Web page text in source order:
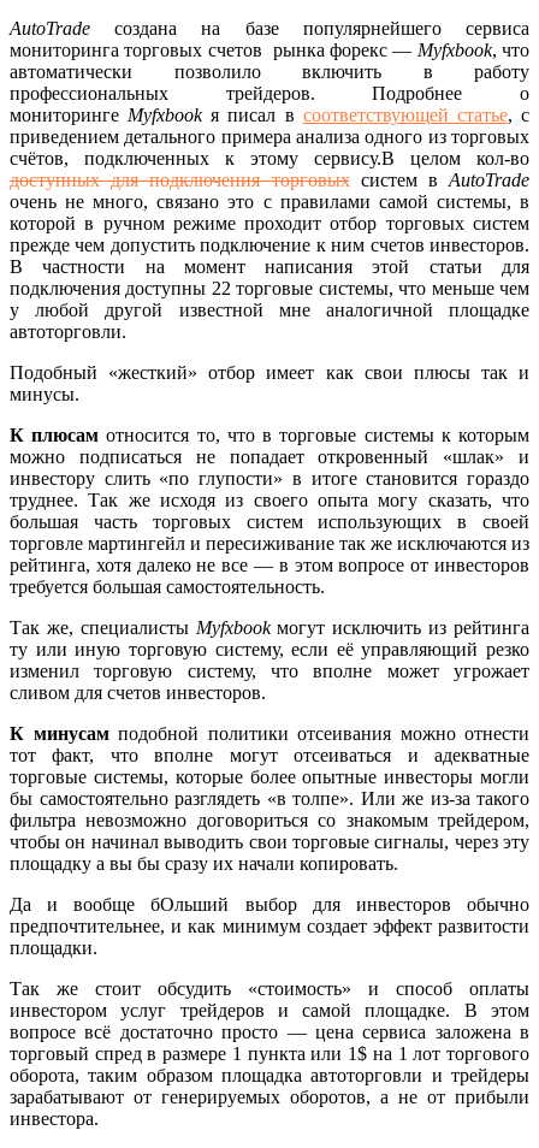
AutoTrade создана на базе популярнейшего сервиса
мониторинга торговых счетов рынка форекс — Myfxbook, что
автоматически позволило включить в работу
профессиональных трейдеров. Подробнее о
мониторинге Myfxbookя писал в соответствующей статье, с
приведением детального примера анализа одного из торговых
счётов, подключенных к этому сервису.В целом кол-во
доступных для подключения торговыхсистем в AutoTrade
очень не много, связано это с правилами самой системы, в
которой в ручном режиме проходит отбор торговых систем
прежде чем допустить подключение к ним счетов инвесторов.
В частности на момент написания этой статьи для
подключения доступны 22 торговые системы, что меньше чем
у любой другой известной мне аналогичной площадке
автоторговли.
Подобный «жесткий» отбор имеет как свои плюсы так и
минусы.
К плюсам относится то, что в торговые системы к которым
можно подписаться не попадает откровенный «шлак» и
инвестору слить «по глупости» в итоге становится гораздо
труднее. Так же исходя из своего опыта могу сказать, что
большая часть торговых систем использующих в своей
торговле мартингейл и пересиживание так же исключаются из
рейтинга, хотя далеко не все — в этом вопросе от инвесторов
требуется большая самостоятельность.
Так же, специалисты Myfxbookмогут исключить из рейтинга
ту или иную торговую систему, если её управляющий резко
изменил торговую систему, что вполне может угрожает
сливом для счетов инвесторов.
К минусамподобной политики отсеивания можно отнести
тот факт, что вполне могут отсеиваться и адекватные
торговые системы, которые более опытные инвесторы могли
бы самостоятельно разглядеть «в толпе». Или же из-за такого
фильтра невозможно договориться со знакомым трейдером,
чтобы он начинал выводить свои торговые сигналы, через эту
площадку а вы бы сразу их начали копировать.
Да и вообще бОльший выбор для инвесторов обычно
предпочтительнее, и как минимум создает эффект развитости
площадки.
Так же стоит обсудить «стоимость» и способ оплаты
инвестором услуг трейдеров и самой площадке. В этом
вопросе всё достаточно просто — цена сервиса заложена в
торговый спред в размере 1 пункта или 1$ на 1 лот торгового
оборота, таким образом площадка автоторговли и трейдеры
зарабатывают от генерируемых оборотов, а не от прибыли
инвестора.